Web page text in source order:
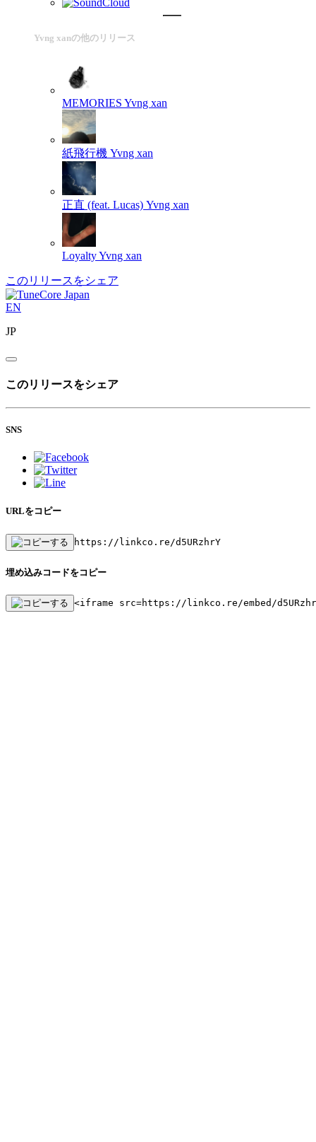
Yvng xanの他のリリース
MEMORIES Yvng xan
紙飛行機 Yvng xan
正直 (feat. Lucas) Yvng xan
LoyaltyYvng xan
このリリースをシェア
EN
JP
このリリースをシェア
SNS
URLをコピー
https://linkco.re/d5URzhrY
埋め込みコードをコピー
<iframe src=https://linkco.re/embed/